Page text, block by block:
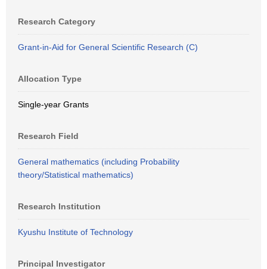
Research Category
Grant-in-Aid for General Scientific Research (C)
Allocation Type
Single-year Grants
Research Field
General mathematics (including Probability
theory/Statistical mathematics)
Research Institution
Kyushu Institute of Technology
Principal Investigator